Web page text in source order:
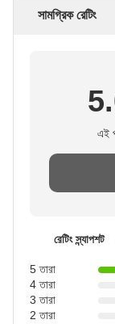
সামগ্রিক রেটিং
এই
রেটিং স্ন্যাপশট
5 তারা
4 তারা
3 তারা
2 তারা